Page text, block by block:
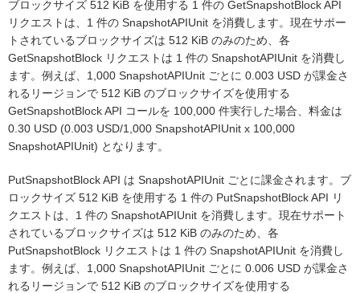
ブロックサイズ 512 KiB を使用する 1 件の GetSnapshotBlock API
リクエストは、1 件の SnapshotAPIUnit を消費します。現在サポー
トされているブロックサイズは 512 KiB のみのため、各
GetSnapshotBlock リクエストは 1 件の SnapshotAPIUnit を消費し
ます。例えば、1,000 SnapshotAPIUnit ごとに 0.003 USD が課金さ
れるリージョンで 512 KiB のブロックサイズを使用する
GetSnapshotBlock API コールを 100,000 件実行した場合、料金は
0.30 USD (0.003 USD/1,000 SnapshotAPIUnit x 100,000
SnapshotAPIUnit) となります。
PutSnapshotBlock API は SnapshotAPIUnit ごとに課金されます。ブ
ロックサイズ 512 KiB を使用する 1 件の PutSnapshotBlock API リ
クエストは、1 件の SnapshotAPIUnit を消費します。現在サポート
されているブロックサイズは 512 KiB のみのため、各
PutSnapshotBlock リクエストは 1 件の SnapshotAPIUnit を消費し
ます。例えば、1,000 SnapshotAPIUnit ごとに 0.006 USD が課金さ
れるリージョンで 512 KiB のブロックサイズを使用する